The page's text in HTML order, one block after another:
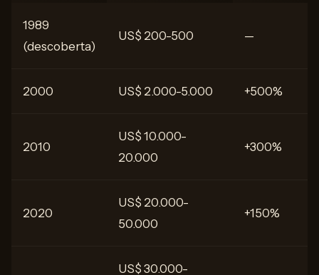
1989
(descoberta)
US$ 200-500 —
2000 US$ 2.000-5.000 +500%
2010
US$ 10.000-
20.000
+300%
2020
US$ 20.000-
50.000
+150%
US$ 30.000-